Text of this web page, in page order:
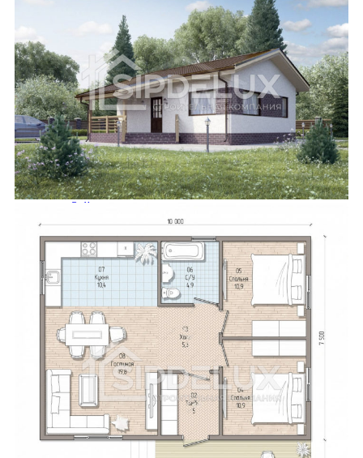
Атбасар
Аягоз
Булаево
Державинск
Ерейментау
Есик
Есиль
Жанатас
Жаркент
Жетысай
Житикара
Зайсан
Каратау
Каркаралинск
Каскелен
Кентау
Кулсары
Ленгер
Лисаковск
Макинск
Мамлютка
Сарканд
Сарыагаш
Сергеевка
Степняк
Тайынша
Талгар